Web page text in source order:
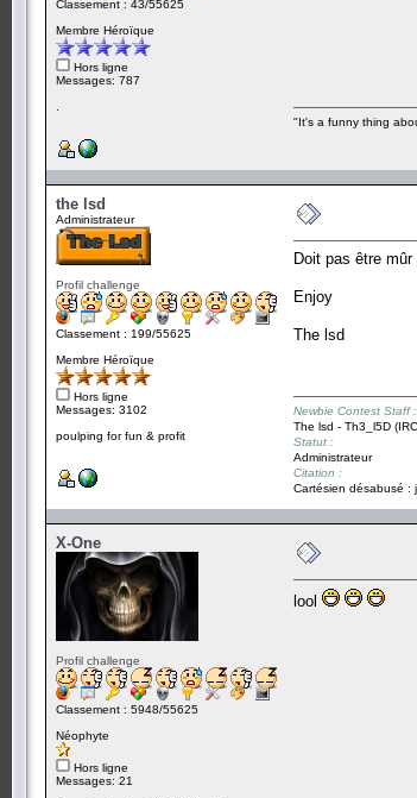
Classement : 43/55625
Membre Héroïque
Hors ligne
Messages: 787
"It's a funny thing
the lsd
Administrateur
Profil challenge
Classement : 199/55625
Membre Héroïque
Hors ligne
Messages: 3102
poulping for fun & profit
Doit pas être
Enjoy
The lsd
Newbie Contest Staff :
The lsd - Th3_l5D
Statut :
Administrateur
Citation :
Cartésien désabusé :
X-One
Profil challenge
Classement : 5948/55625
Néophyte
Hors ligne
Messages: 21
lool